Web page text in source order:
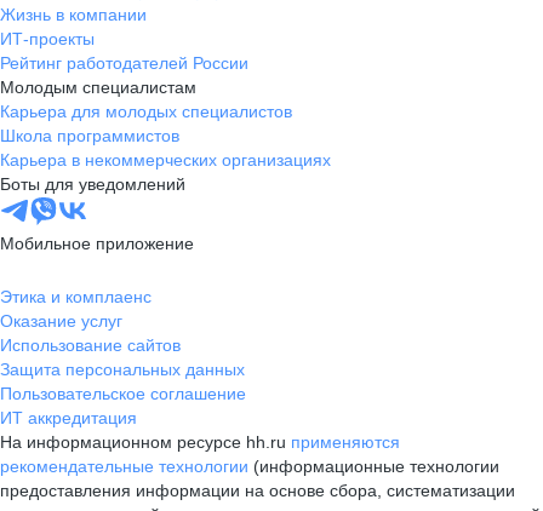
Жизнь в компании
ИТ-проекты
Рейтинг работодателей России
Молодым специалистам
Карьера для молодых специалистов
Школа программистов
Карьера в некоммерческих организациях
Боты для уведомлений
Мобильное приложение
Этика и комплаенс
Оказание услуг
Использование сайтов
Защита персональных данных
Пользовательское соглашение
ИТ аккредитация
На информационном ресурсе hh.ru применяются
рекомендательные технологии (информационные технологии
предоставления информации на основе сбора, систематизации